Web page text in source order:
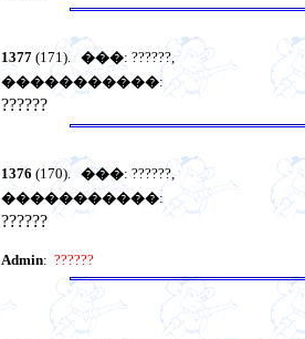
1377 (171). ���: ??????,
�����������:
??????
1376 (170). ���: ??????,
�����������:
??????
Admin: ??????